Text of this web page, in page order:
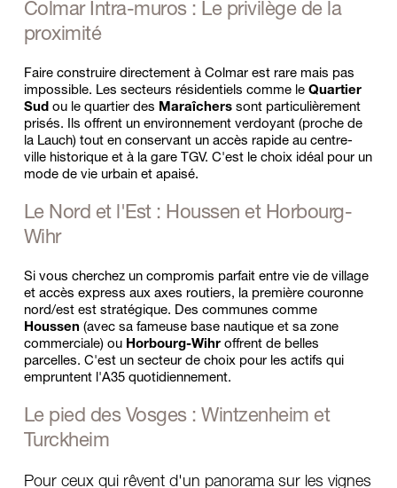
Colmar Intra-muros : Le privilège de la
proximité
Faire construire directement à Colmar est rare mais pas
impossible. Les secteurs résidentiels comme le Quartier
Sud ou le quartier des Maraîchers sont particulièrement
prisés. Ils offrent un environnement verdoyant (proche de
la Lauch) tout en conservant un accès rapide au centre-
ville historique et à la gare TGV. C'est le choix idéal pour un
mode de vie urbain et apaisé.
Le Nord et l'Est : Houssen et Horbourg-
Wihr
Si vous cherchez un compromis parfait entre vie de village
et accès express aux axes routiers, la première couronne
nord/est est stratégique. Des communes comme
Houssen (avec sa fameuse base nautique et sa zone
commerciale) ou Horbourg-Wihr offrent de belles
parcelles. C'est un secteur de choix pour les actifs qui
empruntent l'A35 quotidiennement.
Le pied des Vosges : Wintzenheim et
Turckheim
Pour ceux qui rêvent d'un panorama sur les vignes